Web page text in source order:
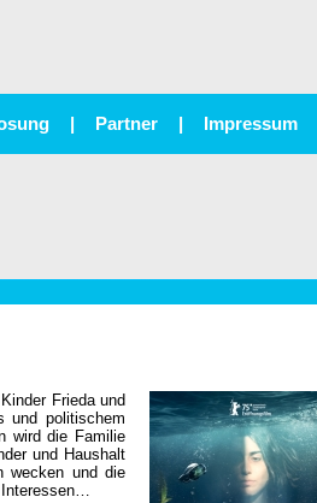
| Partner | Impressum
Frieda und
und politischem
wird die Familie
und Haushalt
wecken und die